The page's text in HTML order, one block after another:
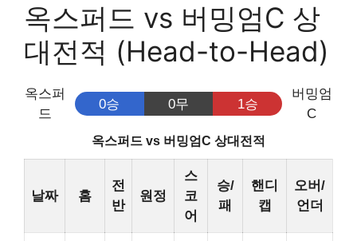
옥스퍼드 vs 버밍엄C 상
대전적 (Head-to-Head)
옥스퍼
드
0승 0무 1승
버밍엄
C
옥스퍼드 vs 버밍엄C 상대전적
날짜 홈
전
반
원정
스
코
어
승/
패
핸디
캡
오버/
언더